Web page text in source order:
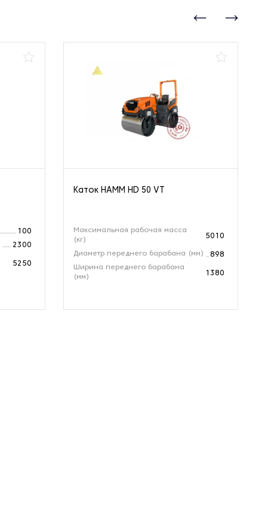
100
2300
5250
Каток HAMM HD 50 VT
Максимальная рабочая масса
(кг)
5010
Диаметр переднего барабана (мм)
898
Ширина переднего барабана
(мм)
1380